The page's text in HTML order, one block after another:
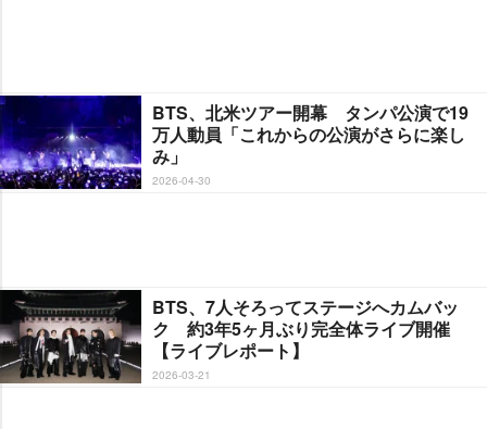
BTS、北米ツアー開幕 タンパ公演で19
万人動員「これからの公演がさらに楽し
み」
2026-04-30
BTS、7人そろってステージへカムバッ
ク 約3年5ヶ月ぶり完全体ライブ開催
【ライブレポート】
2026-03-21